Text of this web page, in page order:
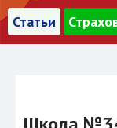
Статьи